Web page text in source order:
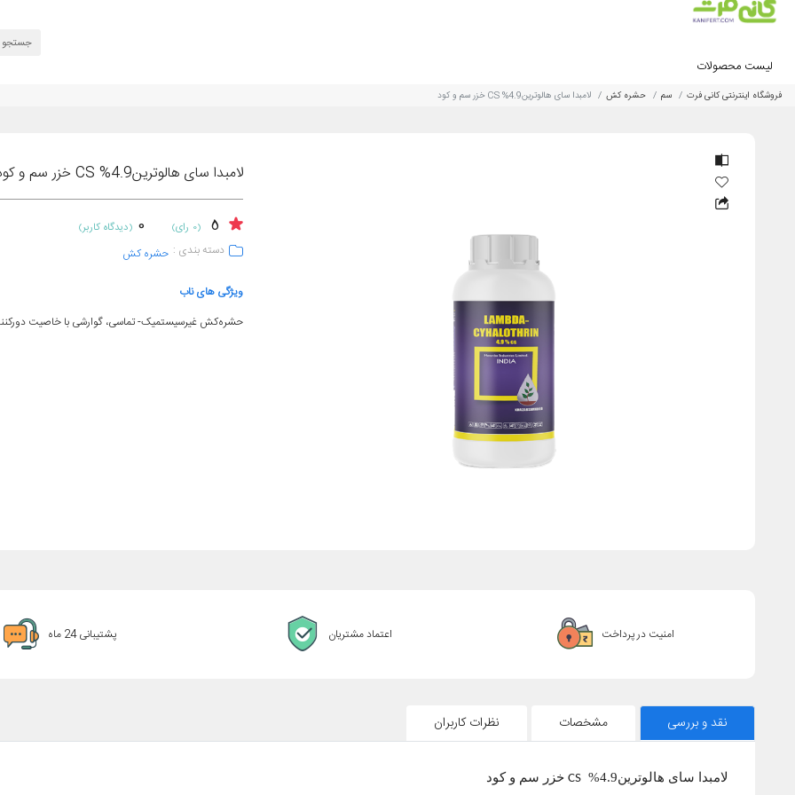
لیست محصولات
فروشگاه اینترنتی کانی فرت سم حشره کش لامبدا سای هالوترین4.9% CS خزر سم و کود
لامبدا سای هالوترین4.9% CS خزر سم و کود
(0 رای) 0 (دیدگاه کاربر)
دسته بندی : حشره کش
ویژگی های ناب
حشره‌کش غیرسیستمیک- تماسی، گوارشی با خاصیت
امنیت در پرداخت اعتماد مشتریان پشتیبانی 24 ماه
نقد و بررسی مشخصات نظرات کاربران
لامبدا سای هالوترین4.9% CS خزر سم و کود